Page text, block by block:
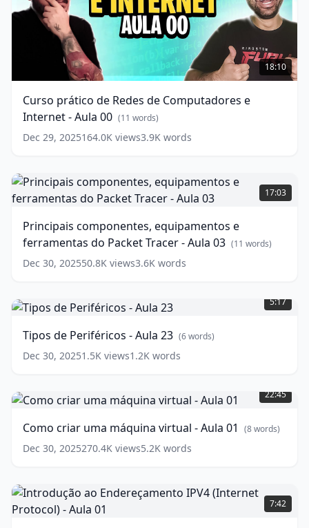
de
Computadores
e
Internet
Aula
00 ( 11
words)
18:10
Curso prático de Redes de Computadores e
Internet - Aula 00 (11 words)
Dec 29, 2025164.0K views3.9K words
Principais
componentes,
equipamentos
ferramentas
do
Packet
Tracer
Aula
03 (11
17:03
Principais componentes, equipamentos e
ferramentas do Packet Tracer - Aula 03 (11 words)
Dec 30, 202550.8K views3.6K words
de
Periféricos
Aula
23 ( 6
5:17
Tipos de Periféricos - Aula 23 (6words)
Dec 30, 20251.5K views1.2K words
criar
uma
virtual
words)
22:45
Como criar uma máquina virtual - Aula 01 (8words)
Dec 30, 2025270.4K views5.2K words
Introdução
ao
Endereçamento
7:42